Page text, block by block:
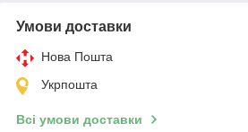
Умови доставки
Нова Пошта
Укрпошта
Всі умови доставки